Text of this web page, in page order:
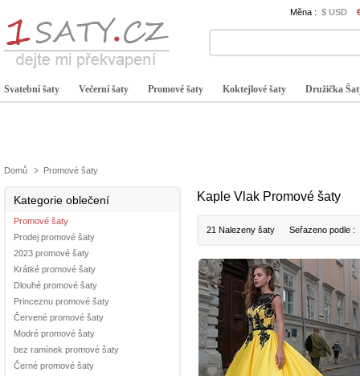
Měna : $ USD
Svatební šaty Večerní šaty Promové šaty Koktejlové šaty Družička
Domů Promové šaty
Kategorie oblečení
Promové šaty
Prodej promové šaty
2023 promové šaty
Krátké promové šaty
Dlouhé promové šaty
Princeznu promové šaty
Červené promové šaty
Modré promové šaty
bez ramínek promové šaty
Černé promové šaty
Kaple Vlak Promové šaty
21 Nalezeny šaty Seřazeno podle :